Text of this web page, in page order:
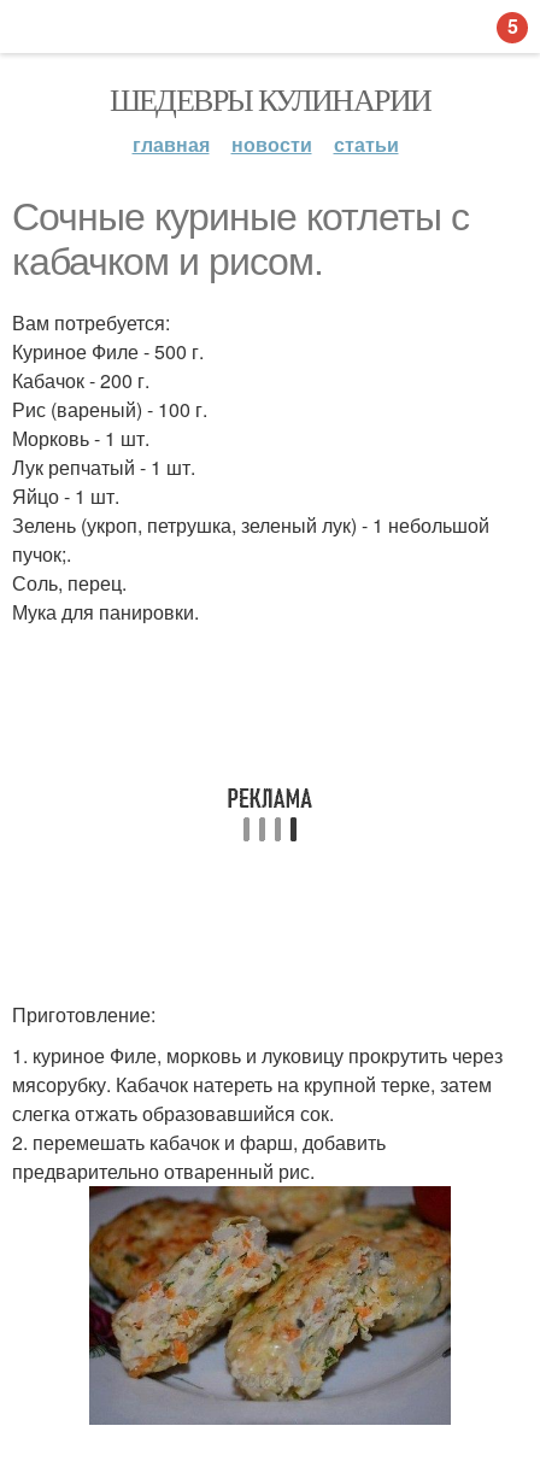
ШЕДЕВРЫ КУЛИНАРИИ
главная новости статьи
Сочные куриные котлеты с
кабачком и рисом.
Вам потребуется:
Куриное Филе - 500 г.
Кабачок - 200 г.
Рис (вареный) - 100 г.
Морковь - 1 шт.
Лук репчатый - 1 шт.
Яйцо - 1 шт.
Зелень (укроп, петрушка, зеленый лук) - 1 небольшой
пучок;.
Соль, перец.
Мука для панировки.
Приготовление:
1. куриное Филе, морковь и луковицу прокрутить через
мясорубку. Кабачок натереть на крупной терке, затем
слегка отжать образовавшийся сок.
2. перемешать кабачок и фарш, добавить
предварительно отваренный рис.
5